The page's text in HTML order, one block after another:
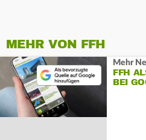
MEHR VON FFH
Mehr
FFH
BEI